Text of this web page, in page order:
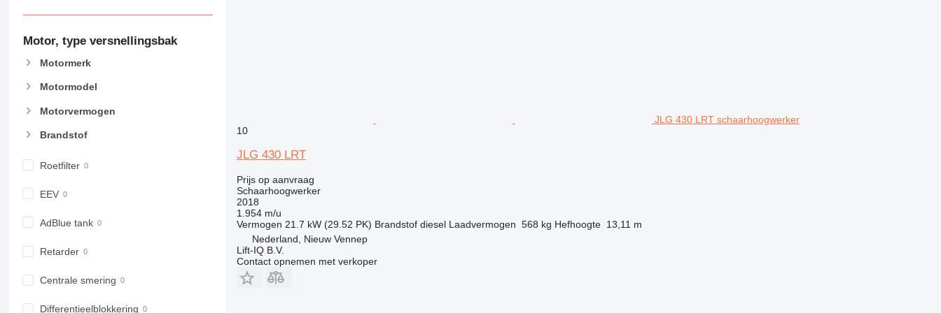
Motor, type versnellingsbak
Motormerk
Motormodel
Motorvermogen
Brandstof
Roetfilter
EEV
AdBlue tank
Retarder
Centrale smering
Differentieelblokkering
JLG 430 LRT schaarhoogwerker
10
JLG 430 LRT
Prijs op aanvraag
Schaarhoogwerker
2018
1.954 m/u
Vermogen 21.7 kW (29.52 PK) Brandstof diesel Laadvermogen 568 kg Hefhoogte 13,11 m
Nederland, Nieuw Vennep
Lift-IQ B.V.
Contact opnemen met verkoper